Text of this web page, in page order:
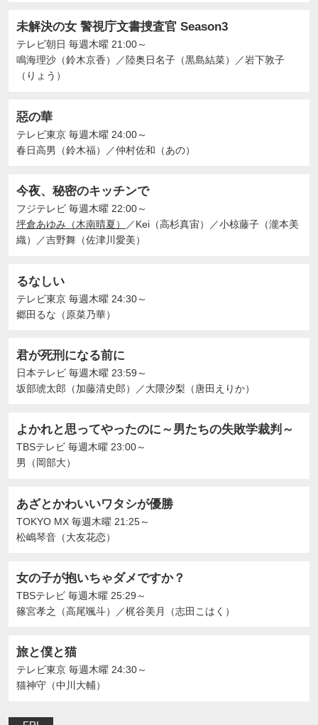
未解決の女 警視庁文書捜査官 Season3
テレビ朝日 毎週木曜 21:00～
鳴海理沙（鈴木京香）
／陸奥日名子（黒島結菜） ／岩下敦子
（りょう）
惡の華
テレビ東京 毎週木曜 24:00～
春日高男（鈴木福）
／仲村佐和（あの）
今夜、秘密のキッチンで
フジテレビ 毎週木曜 22:00～
坪倉あゆみ（木南晴夏）
／Kei（高杉真宙） ／小椋藤子（瀧本美
織）
／吉野舞（佐津川愛美）
るなしい
テレビ東京 毎週木曜 24:30～
郷田るな（原菜乃華）
君が死刑になる前に
日本テレビ 毎週木曜 23:59～
坂部琥太郎（加藤清史郎）
／大隈汐梨（唐田えりか）
よかれと思ってやったのに～男たちの失敗学裁判～
TBSテレビ 毎週木曜 23:00～
男（岡部大）
あざとかわいいワタシが優勝
TOKYO MX 毎週木曜 21:25～
松嶋琴音（大友花恋）
女の子が抱いちゃダメですか？
TBSテレビ 毎週木曜 25:29～
篠宮孝之（高尾颯斗）
／梶谷美月（志田こはく）
旅と僕と猫
テレビ東京 毎週木曜 24:30～
猫神守（中川大輔）